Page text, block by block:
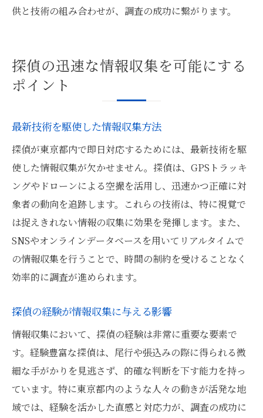
供と技術の組み合わせが、調査の成功に繋がります。
探偵の迅速な情報収集を可能にする
ポイント
最新技術を駆使した情報収集方法
探偵が東京都内で即日対応するためには、最新技術を駆
使した情報収集が欠かせません。探偵は、GPSトラッキ
ングやドローンによる空撮を活用し、迅速かつ正確に対
象者の動向を追跡します。これらの技術は、特に視覚で
は捉えきれない情報の収集に効果を発揮します。また、
SNSやオンラインデータベースを用いてリアルタイムで
の情報収集を行うことで、時間の制約を受けることなく
効率的に調査が進められます。
探偵の経験が情報収集に与える影響
情報収集において、探偵の経験は非常に重要な要素で
す。経験豊富な探偵は、尾行や張込みの際に得られる微
細な手がかりを見逃さず、的確な判断を下す能力を持っ
ています。特に東京都内のような人々の動きが活発な地
域では、経験を活かした直感と対応力が、調査の成功に